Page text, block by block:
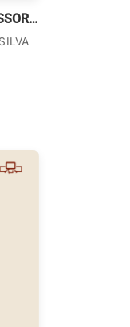
FORMAÇÃO DE PROFESSORES PARA A EDUCAÇÃO PROFISSIONAL